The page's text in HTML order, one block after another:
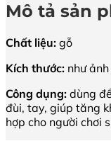
Mô tả sản
Chất liệu: gỗ
Kích thước: như ảnh
Công dụng: dùng
đùi, tay, giúp tăng
hợp cho người chơi